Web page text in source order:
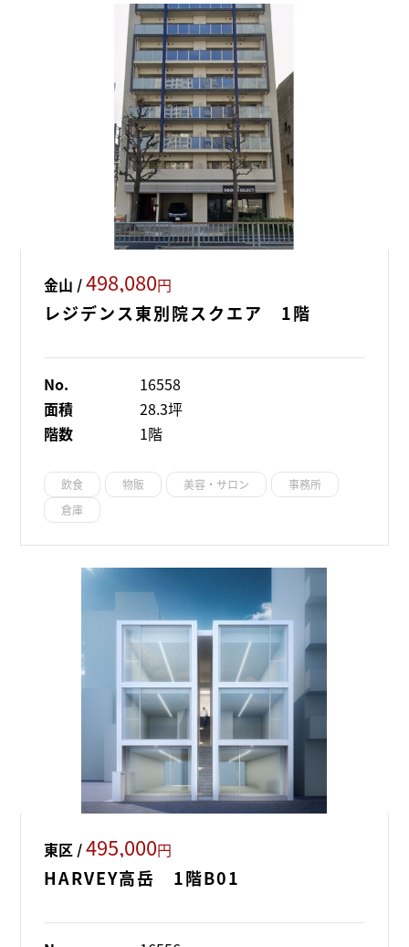
金山 /498,080円
レジデンス東別院スクエア 1階
No.
16558
面積
28.3坪
階数
1階
飲食 物販 美容・サロン
事務所
倉庫
東区 /495,000円
HARVEY高岳 1階B01